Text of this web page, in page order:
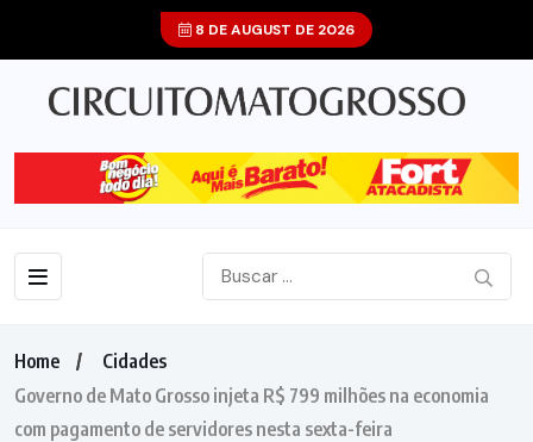
8 DE AUGUST DE 2026
Home
Cidades
Governo de Mato Grosso injeta R$ 799 milhões na economia
com pagamento de servidores nesta sexta-feira